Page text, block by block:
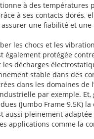
à des températures
à ses contacts dorés,
assurer une fiabilité et
les chocs et les
également protégée
les décharges
stable dans des
dans les domaines de
par exemple. Et,
(Jumbo Frame 9.5K) la
aussi pleinement
applications comme la